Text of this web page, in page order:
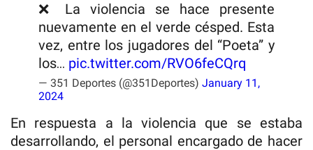
❌ La violencia se hace presente
nuevamente en el verde césped. Esta
vez, entre los jugadores del “Poeta” y
los… pic.twitter.com/RVO6feCQrq
— 351 Deportes (@351Deportes) January 11,
2024
En respuesta a la violencia que se estaba
desarrollando, el personal encargado de hacer